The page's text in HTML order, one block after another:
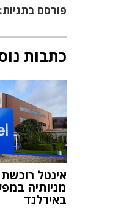
פורסם בתגיות:
כתבות
אינטל
באירלנד